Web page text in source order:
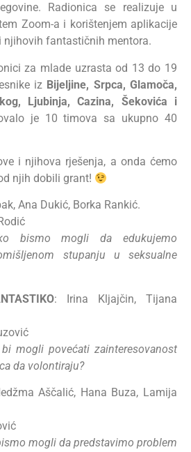
Radionica se realizuje u
Zoom-a i korištenjem aplikacije
njihovih fantastičnih mentora.
za mlade uzrasta od 13 do 19
iz Bijeljine, Srpca, Glamoča,
Ljubinja, Cazina, Šekovića i
je 10 timova sa ukupno 40
i njihova rješenja, a onda ćemo
njih dobili grant!
Ana Dukić, Borka Rankić.
bismo mogli da edukujemo
stupanju u seksualne
: Irina Kljajčin, Tijana
mogli povećati zainteresovanost
da volontiraju?
Aščalić, Hana Buza, Lamija
mogli da predstavimo problem